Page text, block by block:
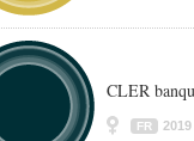
CLER
FR 2019